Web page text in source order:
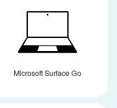
Microsoft Surface Go